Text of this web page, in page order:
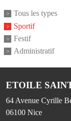
Tous les types
Sportif
Festif
Administratif
ETOILE
64 Avenue Cyrille
06100 Nice